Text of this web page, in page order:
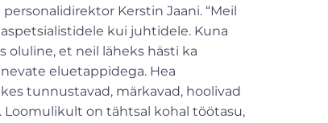
Kerstin Jaani. “Meil
kui juhtidele. Kuna
oluline, et neil läheks hästi ka
eluetappidega. Hea
tunnustavad, märkavad, hoolivad
on tähtsal kohal töötasu,